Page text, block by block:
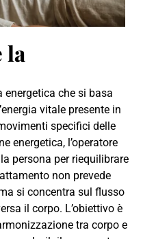
la
che si basa
vitale presente in
specifici delle
energetica, l’operatore
persona per riequilibrare
non prevede
si concentra sul flusso
il corpo. L’obiettivo è
tra corpo e